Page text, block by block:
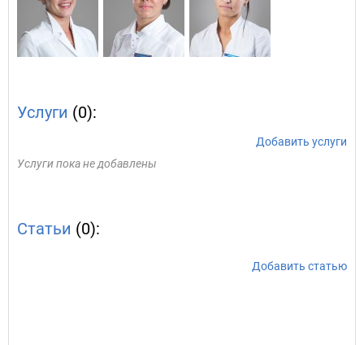
Услуги (0):
Добавить услуги
Услуги пока не добавлены
Статьи (0):
Добавить статью